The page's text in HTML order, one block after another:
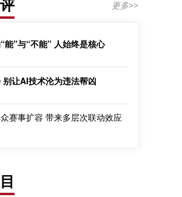
更多>>
能”与“不能” 人始终是核心
别让AI技术沦为违法帮凶
赛事扩容 带来多层次联动效应